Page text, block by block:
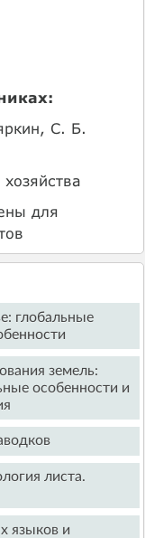
С. Б.
для
глобальные
земель:
особенности и
листа.
языков и